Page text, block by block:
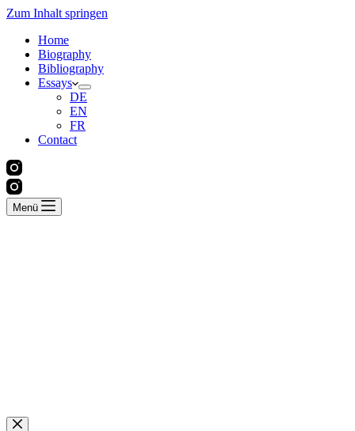
Zum Inhalt springen
Home
Biography
Bibliography
Essays
DE
EN
FR
Contact
Menü